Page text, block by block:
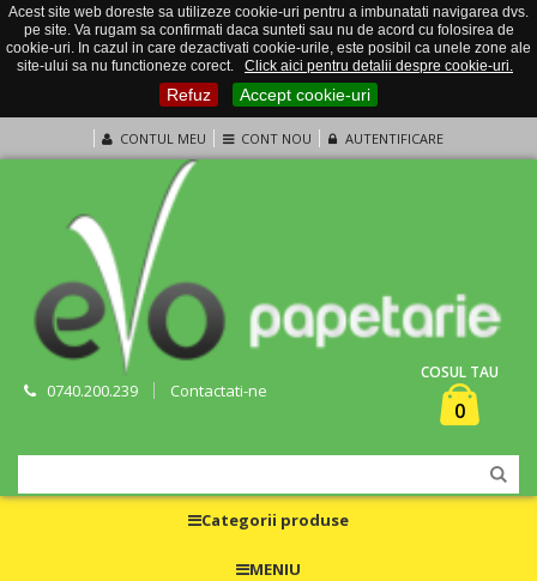
Acest site web doreste sa utilizeze cookie-uri pentru a imbunatati navigarea dvs.
pe site. Va rugam sa confirmati daca sunteti sau nu de acord cu folosirea de
cookie-uri. In cazul in care dezactivati cookie-urile, este posibil ca unele zone ale
site-ului sa nu functioneze corect.
Click aici pentru detalii despre cookie-uri.
Refuz Accept cookie-uri
CONTUL MEU CONT NOU AUTENTIFICARE
0740.200.239 Contactati-ne
COSUL TAU
0
Categorii produse
MENIU